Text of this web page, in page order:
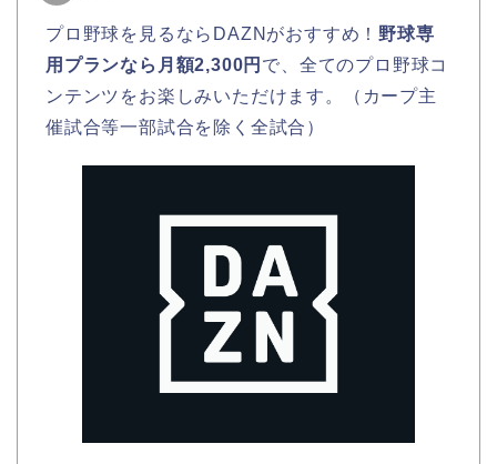
プロ野球を見るならDAZNがおすすめ！ 野球専
用プランなら月額2,300円 で、全てのプロ野球コ
ンテンツをお楽しみいただけます。（カープ主
催試合等一部試合を除く全試合）